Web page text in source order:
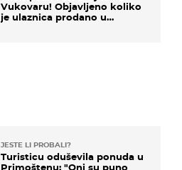
Vukovaru! Objavljeno koliko
je ulaznica prodano u
JESTE LI PROBALI?
Turisticu oduševila ponuda u
Primoštenu: "Oni su puno